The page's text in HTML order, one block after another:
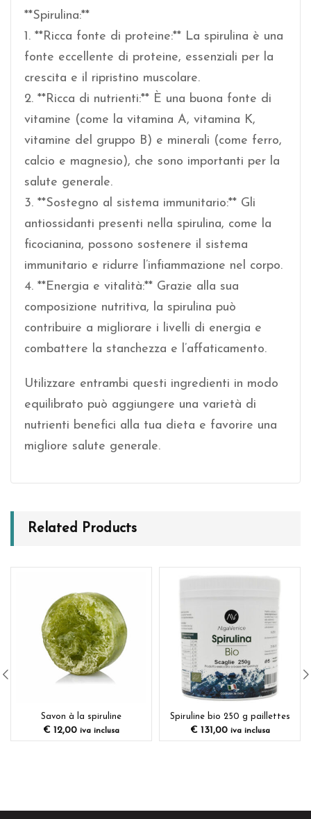
**Spirulina:**
1. **Ricca fonte di proteine:** La spirulina è una
fonte eccellente di proteine, essenziali per la
crescita e il ripristino muscolare.
2. **Ricca di nutrienti:** È una buona fonte di
vitamine (come la vitamina A, vitamina K,
vitamine del gruppo B) e minerali (come ferro,
calcio e magnesio), che sono importanti per la
salute generale.
3. **Sostegno al sistema immunitario:** Gli
antiossidanti presenti nella spirulina, come la
ficocianina, possono sostenere il sistema
immunitario e ridurre l’infiammazione nel corpo.
4. **Energia e vitalità:** Grazie alla sua
composizione nutritiva, la spirulina può
contribuire a migliorare i livelli di energia e
combattere la stanchezza e l’affaticamento.
Utilizzare entrambi questi ingredienti in modo
equilibrato può aggiungere una varietà di
nutrienti benefici alla tua dieta e favorire una
migliore salute generale.
Related Products
Savon à la spiruline
€ 12,00 iva inclusa
Spiruline bio 250 g paillettes
€131,00iva inclusa